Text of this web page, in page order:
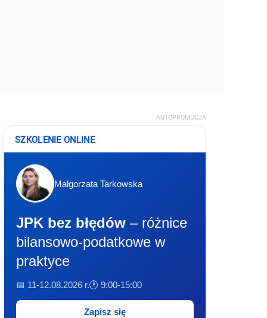
AUTOPROMOCJA
SZKOLENIE ONLINE
Małgorzata Tarkowska
JPK bez błędów – różnice
bilansowo-podatkowe w
praktyce
📅 11-12.08.2026 r.🕐 9:00-15:00
Zapisz się